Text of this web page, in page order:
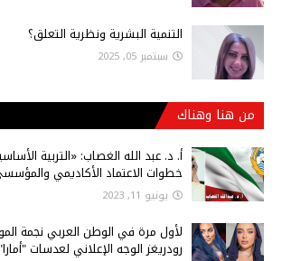
التنمية البشرية ونظرية التعلق؟
سبتمبر 05, 2025
من هنا وهناك
أ‌. د. عبد الله الغصاب: «التربية
خطوات الاعتماد الأكاديمي
يونيو 11, 2023
لأول مرة في الوطن العربي نجمة
رودريغز الوجه الإعلاني لعدسات